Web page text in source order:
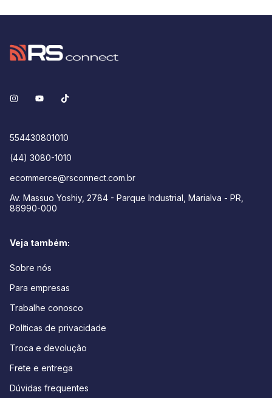
554430801010
(44) 3080-1010
ecommerce@rsconnect.com.br
Av. Massuo Yoshiy, 2784 - Parque Industrial, Marialva - PR,
86990-000
Veja também:
Sobre nós
Para empresas
Trabalhe conosco
Políticas de privacidade
Troca e devolução
Frete e entrega
Dúvidas frequentes